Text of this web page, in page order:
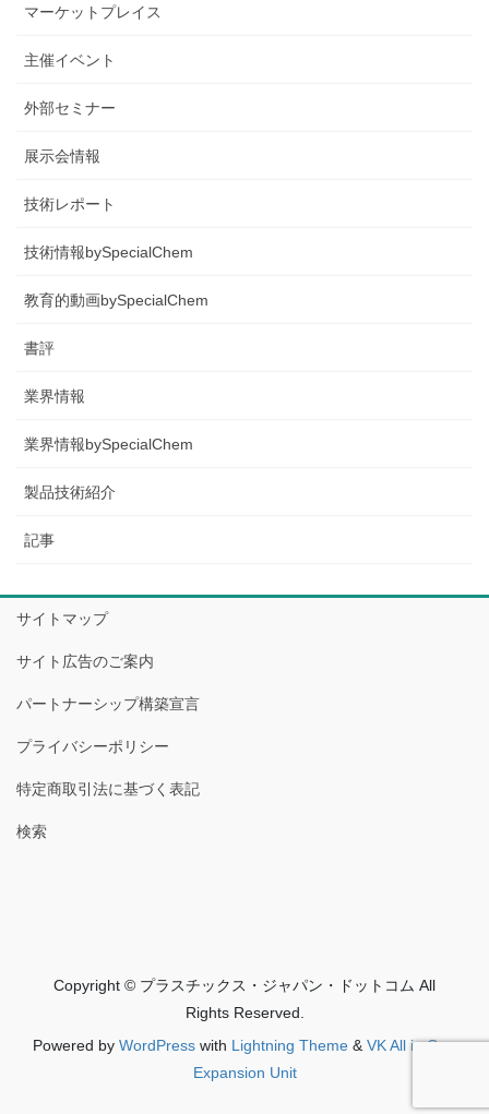
マーケットプレイス
主催イベント
外部セミナー
展示会情報
技術レポート
技術情報bySpecialChem
教育的動画bySpecialChem
書評
業界情報
業界情報bySpecialChem
製品技術紹介
記事
サイトマップ
サイト広告のご案内
パートナーシップ構築宣言
プライバシーポリシー
特定商取引法に基づく表記
検索
Copyright © プラスチックス・ジャパン・ドットコム All
Rights Reserved.
Powered by WordPress with Lightning Theme &VK All in One
Expansion Unit